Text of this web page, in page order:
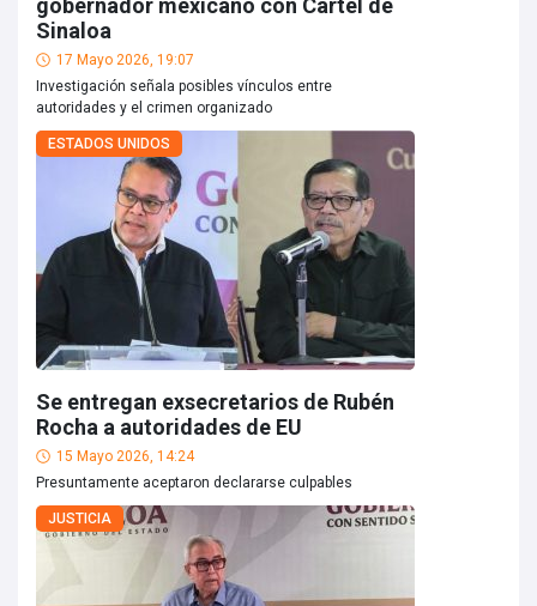
gobernador mexicano con Cártel de
Sinaloa
17 Mayo 2026, 19:07
Investigación señala posibles vínculos entre
autoridades y el crimen organizado
ESTADOS UNIDOS
Se entregan exsecretarios de Rubén
Rocha a autoridades de EU
15 Mayo 2026, 14:24
Presuntamente aceptaron declararse culpables
JUSTICIA